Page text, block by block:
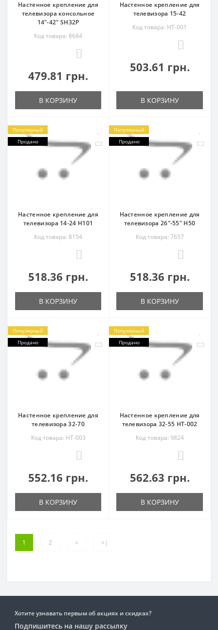
Настенное крепление для
телевизора консольное
14"-42" SH32P
Код товара: 8684
479.81 грн.
В КОРЗИНУ
Настенное крепление для
телевизора 15-42
Код товара: HT-001
503.61 грн.
В КОРЗИНУ
Популярный
Продано
Настенное крепление для
телевизора 14-24 H101
Код товара: 8154
518.36 грн.
В КОРЗИНУ
Популярный
Продано
Настенное крепление для
телевизора 26"-55" H50
Код товара: 7657
518.36 грн.
В КОРЗИНУ
Популярный
Продано
Настенное крепление для
телевизора 32-70
Код товара: HT-003
552.16 грн.
В КОРЗИНУ
Популярный
Продано
Настенное крепление для
телевизора 32-55 HT-002
Код товара: 9824
562.63 грн.
В КОРЗИНУ
1 2 > >|
Хотите узнавать первым об акциях и скидках?
Подпишитесь на нашу рассылку